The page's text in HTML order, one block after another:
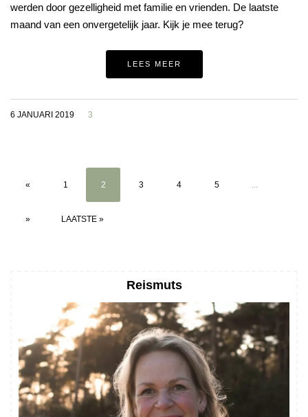
werden door gezelligheid met familie en vrienden. De laatste
maand van een onvergetelijk jaar. Kijk je mee terug?
LEES MEER
6 JANUARI 2019 3
« 1 2 3 4 5
» LAATSTE »
Reismuts